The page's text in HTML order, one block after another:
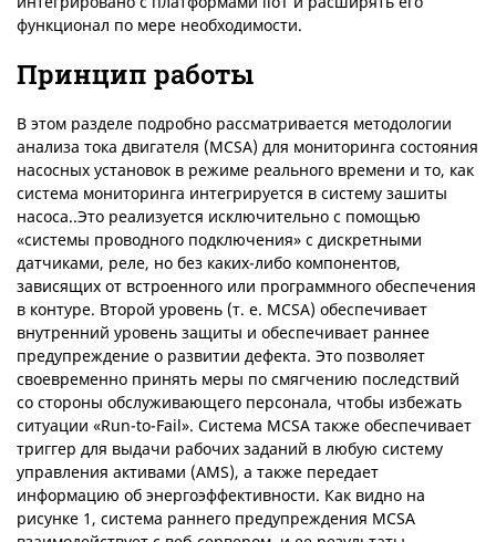
функционал по мере необходимости.
Принцип работы
В этом разделе подробно рассматривается методологии
анализа тока двигателя (MCSA) для мониторинга состояния
насосных установок в режиме реального времени и то, как
система мониторинга интегрируется в систему зашиты
насоса..Это реализуется исключительно с помощью
«системы проводного подключения» с дискретными
датчиками, реле, но без каких-либо компонентов,
зависящих от встроенного или программного обеспечения
в контуре. Второй уровень (т. е. MCSA) обеспечивает
внутренний уровень защиты и обеспечивает раннее
предупреждение о развитии дефекта. Это позволяет
своевременно принять меры по смягчению последствий
со стороны обслуживающего персонала, чтобы избежать
ситуации «Run-to-Fail». Система MCSA также обеспечивает
триггер для выдачи рабочих заданий в любую систему
управления активами (AMS), а также передает
информацию об энергоэффективности. Как видно на
рисунке 1, система раннего предупреждения MCSA